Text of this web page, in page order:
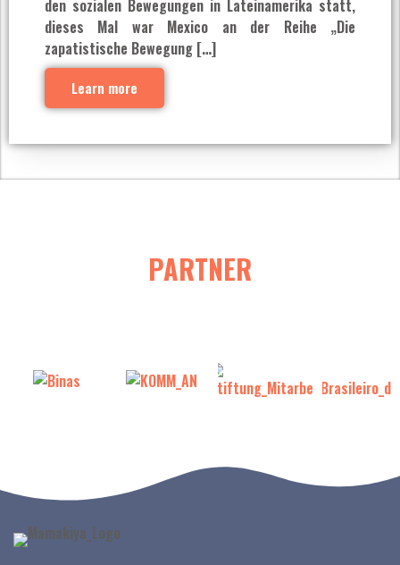
den sozialen Bewegungen in Lateinamerika statt,
dieses Mal war Mexico an der Reihe „Die
zapatistische Bewegung […]
Learn more
PARTNER